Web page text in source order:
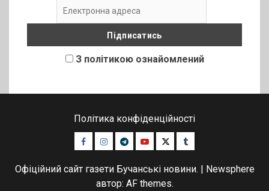
З політикою ознайомлений
Політика конфіденційності
Facebook
Instagram
TelegramYoutubeTwitterTumblr
Офіційний сайт газети Бучанські новини.
Newsphere
автор: AF themes.